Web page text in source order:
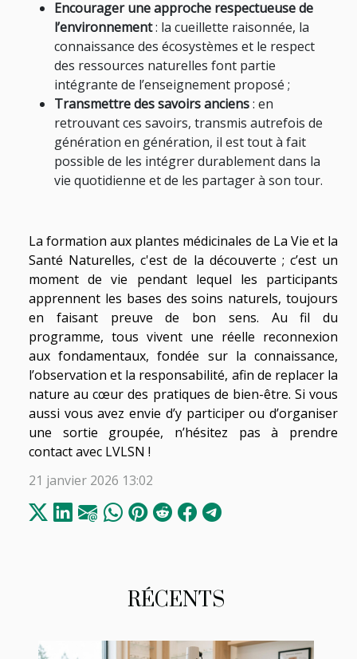
RÉCENTS
Encourager une approche respectueuse de
l’environnement: la cueillette raisonnée, la
connaissance des écosystèmes et le respect
des ressources naturelles font partie
intégrante de l’enseignement proposé ;
Transmettre des savoirs anciens: en
retrouvant ces savoirs, transmis autrefois de
génération en génération, il est tout à fait
possible de les intégrer durablement dans la
vie quotidienne et de les partager à son tour.
La formation aux plantes médicinales de La Vie et la
Santé Naturelles, c'est de la découverte ; c’est un
moment de vie pendant lequel les participants
apprennent les bases des soins naturels, toujours
en faisant preuve de bon sens. Au fil du
programme, tous vivent une réelle reconnexion
aux fondamentaux, fondée sur la connaissance,
l’observation et la responsabilité, afin de replacer la
nature au cœur des pratiques de bien-être. Si vous
aussi vous avez envie d’y participer ou d’organiser
une sortie groupée, n’hésitez pas à prendre
contact avec LVLSN !
21 janvier 2026 13:02